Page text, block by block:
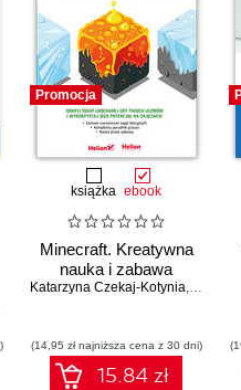
Promocja
książka ebook
Minecraft. Kreatywna
nauka i zabawa
Katarzyna Czekaj-Kotynia,
(14,95 zł najniższa cena z 30 dni)
15.84 zł